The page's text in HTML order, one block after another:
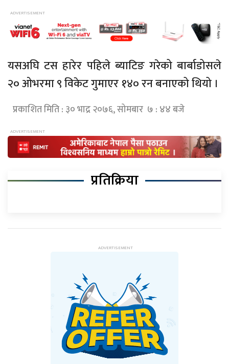
यसअघि टस हारेर पहिले ब्याटिङ गरेको बार्बाडोसले
२० ओभरमा ९ विकेट गुमाएर १४० रन बनाएको थियो ।
प्रकाशित मिति : ३० भाद्र २०७६, सोमबार ७ : ४४ बजे
प्रतिक्रिया